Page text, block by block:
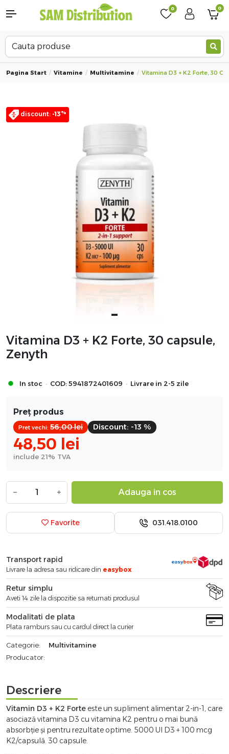
0 0
Pagina Start Vitamine Multivitamine Vitamina D3 + K2 Forte, 30
discount: -13%
Vitamina D3 + K2 Forte, 30 capsule,
Zenyth
In stoc · COD: 5941872401609 · Livrare in 2-5 zile
Preț produs
48,50 lei
Pret vechi: 56,00lei Discount: -13 %
include 21% TVA
− + Adauga in cos
Favorite 031.418.0100
Transport rapid
Livrare la adresa sau ridicare din easybox
Retur simplu
Aveti 14 zile la dispozitie sa returnati produsul
Modalitati de plata
Plata ramburs sau cu cardul direct la curier
Categorie:
Multivitamine
Producator:
Descriere
Vitamin D3 + K2 Forte este un supliment alimentar 2-in-1, care
asociază vitamina D3 cu vitamina K2 pentru o mai bună
absorbție și pentru rezultate optime. 5000 UI D3 + 100 mcg
K2/capsulă. 30 capsule.